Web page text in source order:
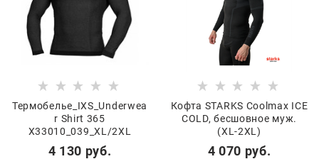
Термобелье_IXS_Underwea
r Shirt 365
X33010_039_XL/2XL
4 130 руб.
Кофта STARKS Coolmax ICE
COLD, бесшовное муж.
(XL-2XL)
4 070 руб.